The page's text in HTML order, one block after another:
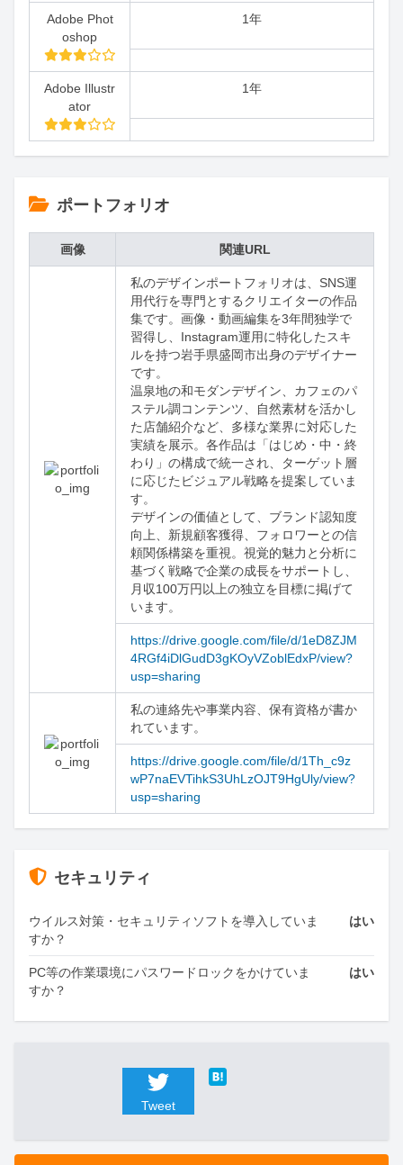
Adobe Phot
oshop
1年
Adobe Illustr
ator
1年
ポートフォリオ
画像 関連URL
私のデザインポートフォリオは、SNS運
用代行を専門とするクリエイターの作品
集です。画像・動画編集を3年間独学で
習得し、Instagram運用に特化したスキ
ルを持つ岩手県盛岡市出身のデザイナー
です。
温泉地の和モダンデザイン、カフェのパ
ステル調コンテンツ、自然素材を活かし
た店舗紹介など、多様な業界に対応した
実績を展示。各作品は「はじめ・中・終
わり」の構成で統一され、ターゲット層
に応じたビジュアル戦略を提案していま
す。
デザインの価値として、ブランド認知度
向上、新規顧客獲得、フォロワーとの信
頼関係構築を重視。視覚的魅力と分析に
基づく戦略で企業の成長をサポートし、
月収100万円以上の独立を目標に掲げて
います。
https://drive.google.com/file/d/1eD8ZJM
4RGf4iDlGudD3gKOyVZoblEdxP/view?
usp=sharing
私の連絡先や事業内容、保有資格が書か
れています。
https://drive.google.com/file/d/1Th_c9z
wP7naEVTihkS3UhLzOJT9HgUly/view?
usp=sharing
セキュリティ
ウイルス対策・セキュリティソフトを導入していま
すか？
はい
PC等の作業環境にパスワードロックをかけていま
すか？
はい
Tweet